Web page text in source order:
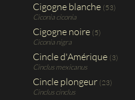
Cigogne blanche (53)
Ciconia ciconia
Cigogne noire (5)
Ciconia nigra
Cincle d'Amérique (3)
Cinclus mexicanus
Cincle plongeur (23)
Cinclus cinclus